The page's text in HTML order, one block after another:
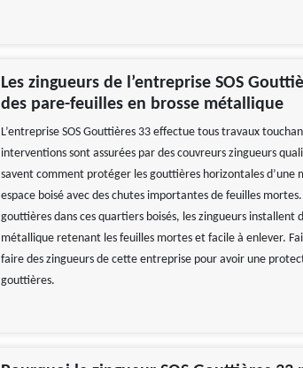
Les zingueurs de l’entreprise SOS
des pare-feuilles en brosse métallique
L’entreprise SOS Gouttières 33 effectue tous travaux
interventions sont assurées par des couvreurs zingueurs
savent comment protéger les gouttières horizontales d’une
espace boisé avec des chutes importantes de feuilles
gouttières dans ces quartiers boisés, les zingueurs installent
métallique retenant les feuilles mortes et facile à enlever.
faire des zingueurs de cette entreprise pour avoir une
gouttières.